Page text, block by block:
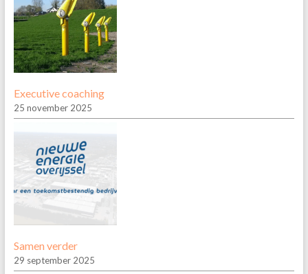
Executive coaching
25 november 2025
Samen verder
29 september 2025